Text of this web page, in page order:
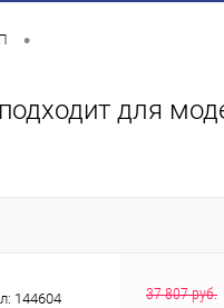
•
для
144604 37 807 руб.